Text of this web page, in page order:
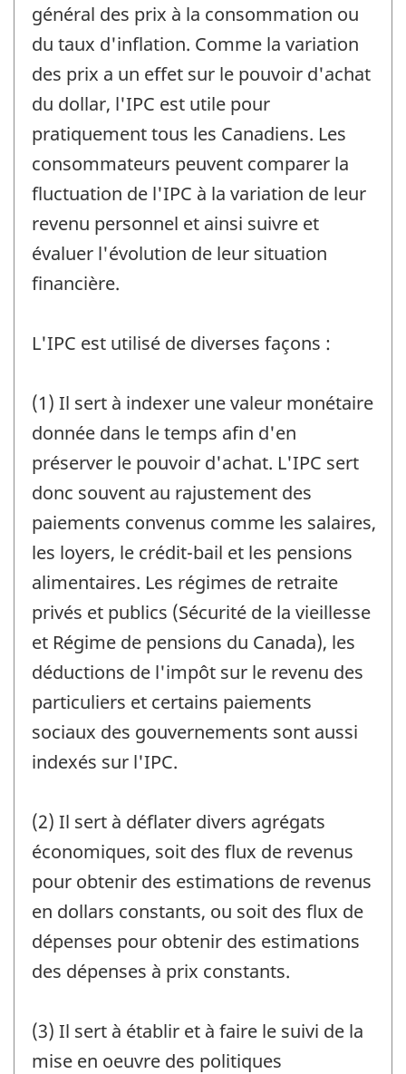
général des prix à la consommation ou
du taux d'inflation. Comme la variation
des prix a un effet sur le pouvoir d'achat
du dollar, l'IPC est utile pour
pratiquement tous les Canadiens. Les
consommateurs peuvent comparer la
fluctuation de l'IPC à la variation de leur
revenu personnel et ainsi suivre et
évaluer l'évolution de leur situation
financière.
L'IPC est utilisé de diverses façons :
(1) Il sert à indexer une valeur monétaire
donnée dans le temps afin d'en
préserver le pouvoir d'achat. L'IPC sert
donc souvent au rajustement des
paiements convenus comme les salaires,
les loyers, le crédit-bail et les pensions
alimentaires. Les régimes de retraite
privés et publics (Sécurité de la vieillesse
et Régime de pensions du Canada), les
déductions de l'impôt sur le revenu des
particuliers et certains paiements
sociaux des gouvernements sont aussi
indexés sur l'IPC.
(2) Il sert à déflater divers agrégats
économiques, soit des flux de revenus
pour obtenir des estimations de revenus
en dollars constants, ou soit des flux de
dépenses pour obtenir des estimations
des dépenses à prix constants.
(3) Il sert à établir et à faire le suivi de la
mise en oeuvre des politiques